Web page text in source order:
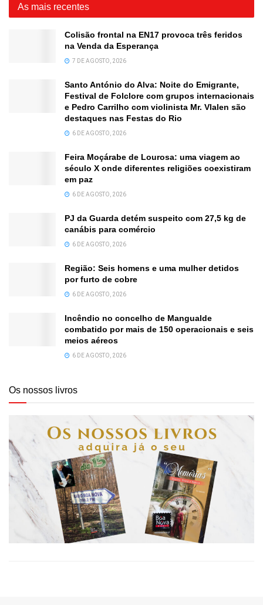
As mais recentes
Colisão frontal na EN17 provoca três feridos
na Venda da Esperança
7 DE AGOSTO, 2026
Santo António do Alva: Noite do Emigrante,
Festival de Folclore com grupos internacionais
e Pedro Carrilho com violinista Mr. Vlalen são
destaques nas Festas do Rio
6 DE AGOSTO, 2026
Feira Moçárabe de Lourosa: uma viagem ao
século X onde diferentes religiões coexistiram
em paz
6 DE AGOSTO, 2026
PJ da Guarda detém suspeito com 27,5 kg de
canábis para comércio
6 DE AGOSTO, 2026
Região: Seis homens e uma mulher detidos
por furto de cobre
6 DE AGOSTO, 2026
Incêndio no concelho de Mangualde
combatido por mais de 150 operacionais e seis
meios aéreos
6 DE AGOSTO, 2026
Os nossos livros